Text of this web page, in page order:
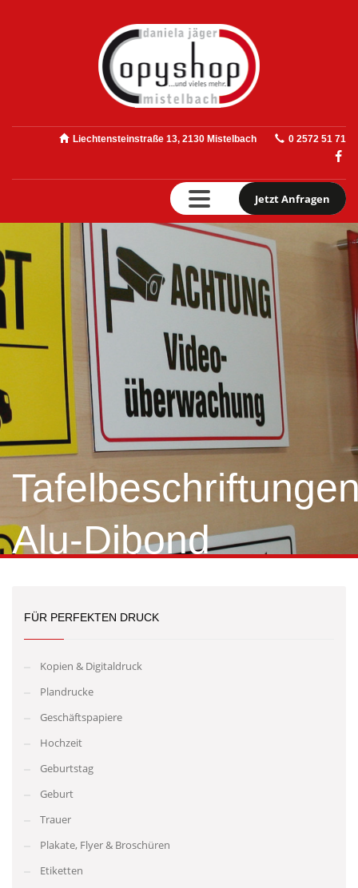
Liechtensteinstraße 13, 2130 Mistelbach 0 2572 51 71
Jetzt Anfragen
Alu-Dibond
FÜR PERFEKTEN DRUCK
Kopien & Digitaldruck
Plandrucke
Geschäftspapiere
Hochzeit
Geburtstag
Geburt
Trauer
Plakate, Flyer & Broschüren
Etiketten